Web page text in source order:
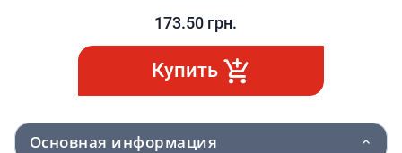
173.50 грн.
Купить
Основная информация